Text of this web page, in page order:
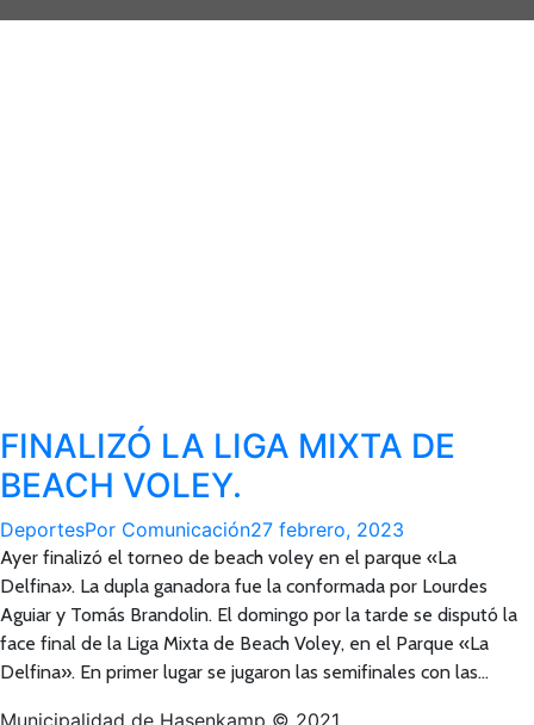
FINALIZÓ LA LIGA MIXTA DE
BEACH VOLEY.
DeportesPor Comunicación27 febrero, 2023
Ayer finalizó el torneo de beach voley en el parque «La
Delfina». La dupla ganadora fue la conformada por Lourdes
Aguiar y Tomás Brandolin. El domingo por la tarde se disputó la
face final de la Liga Mixta de Beach Voley, en el Parque «La
Delfina». En primer lugar se jugaron las semifinales con las…
Municipalidad de Hasenkamp © 2021